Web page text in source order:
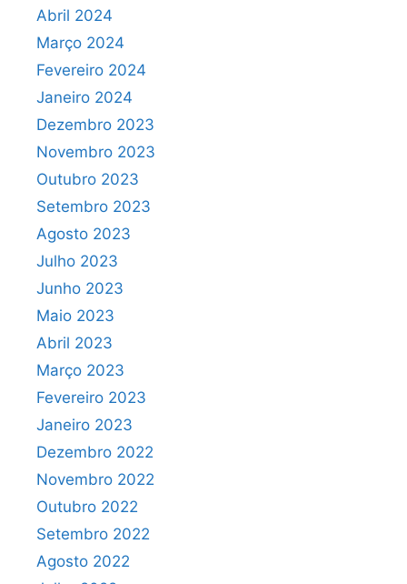
Abril 2024
Março 2024
Fevereiro 2024
Janeiro 2024
Dezembro 2023
Novembro 2023
Outubro 2023
Setembro 2023
Agosto 2023
Julho 2023
Junho 2023
Maio 2023
Abril 2023
Março 2023
Fevereiro 2023
Janeiro 2023
Dezembro 2022
Novembro 2022
Outubro 2022
Setembro 2022
Agosto 2022